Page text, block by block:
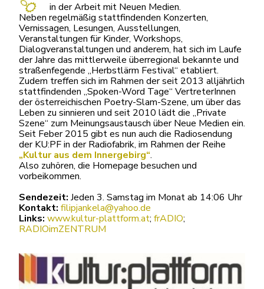
in der Arbeit mit Neuen Medien.
Neben regelmäßig stattfindenden Konzerten,
Vernissagen, Lesungen, Ausstellungen,
Veranstaltungen für Kinder, Workshops,
Dialogveranstaltungen und anderem, hat sich im Laufe
der Jahre das mittlerweile überregional bekannte und
straßenfegende „Herbstlärm Festival“ etabliert.
Zudem treffen sich im Rahmen der seit 2013 alljährlich
stattfindenden „Spoken-Word Tage“ VertreterInnen
der österreichischen Poetry-Slam-Szene, um über das
Leben zu sinnieren und seit 2010 lädt die „Private
Szene“ zum Meinungsaustausch über Neue Medien ein.
Seit Feber 2015 gibt es nun auch die Radiosendung
der KU:PF in der Radiofabrik, im Rahmen der Reihe
„Kultur aus dem Innergebirg“.
Also zuhören, die Homepage besuchen und
vorbeikommen.
Sendezeit: Jeden 3. Samstag im Monat ab 14:06 Uhr
Kontakt: filipjankela@yahoo.de
Links: www.kultur-plattform.at; frADIO;
RADIOimZENTRUM